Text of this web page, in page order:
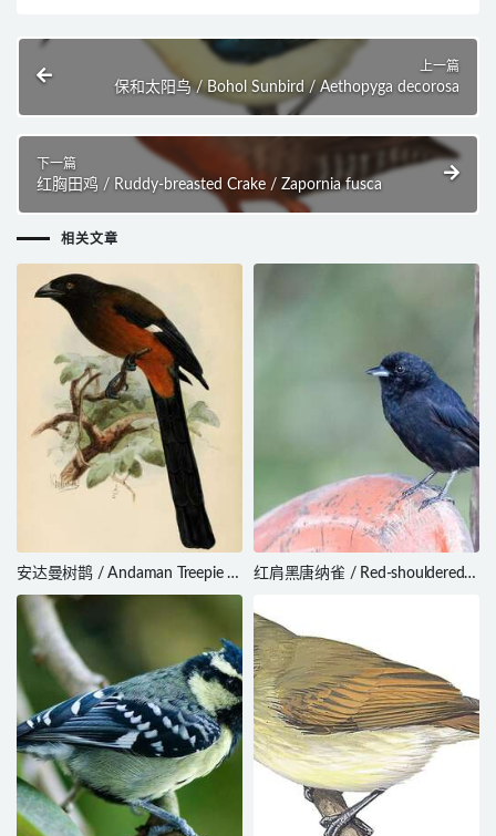
上一篇
保和太阳鸟 / Bohol Sunbird / Aethopyga decorosa
下一篇
红胸田鸡 / Ruddy-breasted Crake / Zapornia fusca
相关文章
安达曼树鹊 / Andaman Treepie /
Dendrocitta bayleii
红肩黑唐纳雀 / Red-shouldered
phoenicius